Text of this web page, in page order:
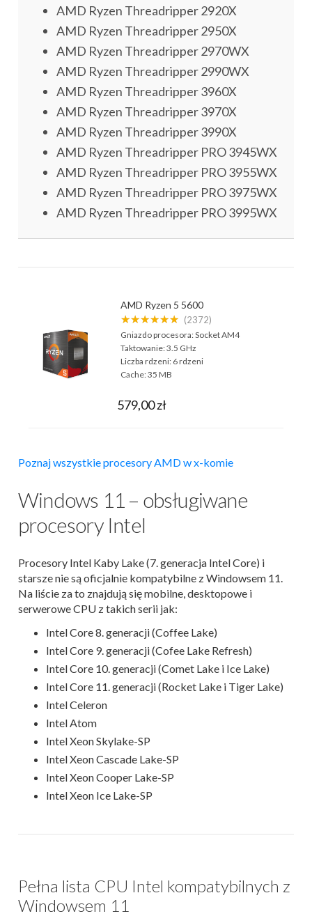
AMD Ryzen Threadripper 2920X
AMD Ryzen Threadripper 2950X
AMD Ryzen Threadripper 2970WX
AMD Ryzen Threadripper 2990WX
AMD Ryzen Threadripper 3960X
AMD Ryzen Threadripper 3970X
AMD Ryzen Threadripper 3990X
AMD Ryzen Threadripper PRO 3945WX
AMD Ryzen Threadripper PRO 3955WX
AMD Ryzen Threadripper PRO 3975WX
AMD Ryzen Threadripper PRO 3995WX
AMD Ryzen 5 5600
★★★★★★ (2372)
Gniazdo procesora:Socket AM4
Taktowanie:3.5 GHz
Liczba rdzeni: 6 rdzeni
Cache:35 MB
579,00 zł
Poznaj wszystkie procesory AMD w x-komie
Windows 11 – obsługiwane
procesory Intel
Procesory Intel Kaby Lake (7. generacja Intel Core) i
starsze nie są oficjalnie kompatybilne z Windowsem 11.
Na liście za to znajdują się mobilne, desktopowe i
serwerowe CPU z takich serii jak:
Intel Core 8. generacji (Coffee Lake)
Intel Core 9. generacji (Cofee Lake Refresh)
Intel Core 10. generacji (Comet Lake i Ice Lake)
Intel Core 11. generacji (Rocket Lake i Tiger Lake)
Intel Celeron
Intel Atom
Intel Xeon Skylake-SP
Intel Xeon Cascade Lake-SP
Intel Xeon Cooper Lake-SP
Intel Xeon Ice Lake-SP
Pełna lista CPU Intel kompatybilnych z
Windowsem 11